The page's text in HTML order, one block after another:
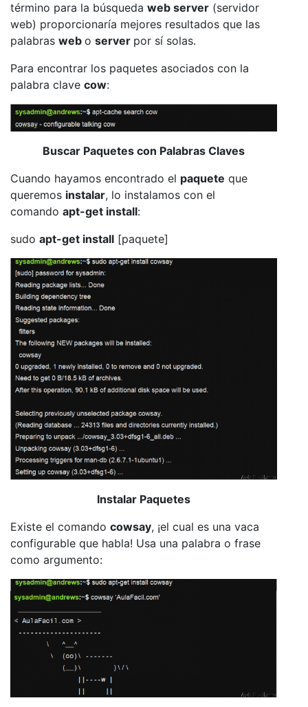
término para la búsqueda web server (servidor
web) proporcionaría mejores resultados que las
palabras web o server por sí solas.
Para encontrar los paquetes asociados con la
palabra clave cow:
Buscar Paquetes con Palabras Claves
Cuando hayamos encontrado el paquete que
queremos instalar, lo instalamos con el
comando apt-get install:
sudo apt-get install [paquete]
Instalar Paquetes
Existe el comando cowsay, ¡el cual es una vaca
configurable que habla! Usa una palabra o frase
como argumento: